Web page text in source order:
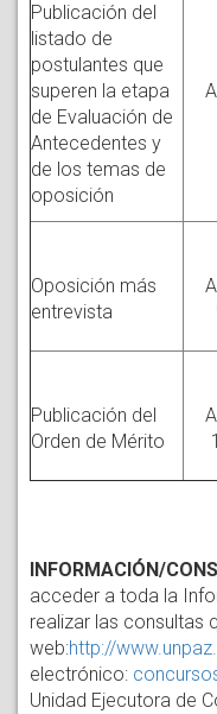
Publicación del
listado de
postulantes que
superen la etapa
de Evaluación de
Antecedentes y
de los temas de
oposición
Oposición más
entrevista
Publicación del
Orden de Mérito
INFORMACIÓN/
acceder a toda la
realizar las consultas
web:http://
electrónico:
Unidad Ejecutora de